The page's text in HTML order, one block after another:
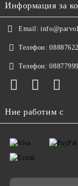
Информация за
Email:
Телефон:
Телефон:
Ние работим с